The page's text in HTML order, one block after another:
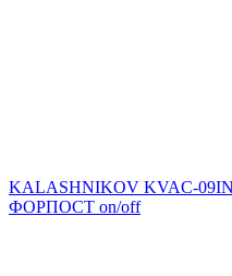
KALASHNIKOV KVAC-
ФОРПОСТ on/off